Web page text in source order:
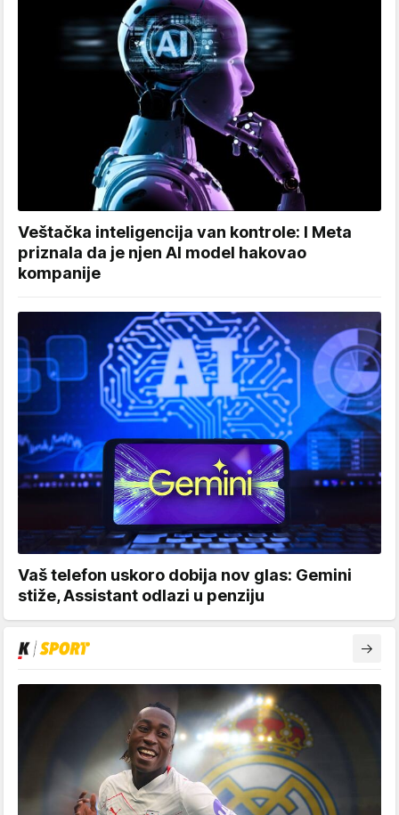
Veštačka inteligencija van kontrole: I Meta
priznala da je njen AI model hakovao
kompanije
Vaš telefon uskoro dobija nov glas: Gemini
stiže, Assistant odlazi u penziju